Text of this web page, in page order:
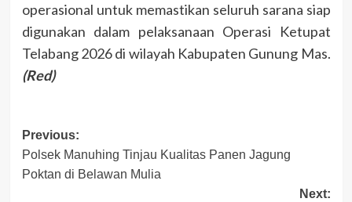
operasional untuk memastikan seluruh sarana siap
digunakan dalam pelaksanaan Operasi Ketupat
Telabang 2026 di wilayah Kabupaten Gunung Mas.
(Red)
Post
navigation
Previous:
Polsek Manuhing Tinjau Kualitas Panen Jagung
Poktan di Belawan Mulia
Next: